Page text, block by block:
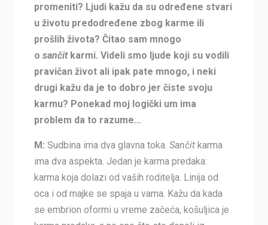
promeniti? Ljudi kažu da su određene stvari
u životu predodređene zbog karme ili
prošlih života? Čitao sam mnogo
o sančitkarmi. Videli smo ljude koji su vodili
pravičan život ali ipak pate mnogo, i neki
drugi kažu da je to dobro jer čiste svoju
karmu? Ponekad moj logički um ima
problem da to razume…
M: Sudbina ima dva glavna toka. Sančitkarma
ima dva aspekta. Jedan je karma predaka:
karma koja dolazi od vaših roditelja. Linija od
oca i od majke se spaja u vama. Kažu da kada
se embrion oformi u vreme začeća, košuljica je